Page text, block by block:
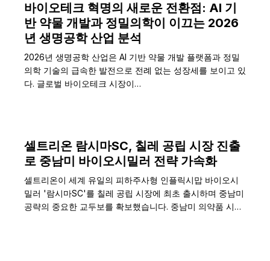
바이오테크 혁명의 새로운 전환점: AI 기
반 약물 개발과 정밀의학이 이끄는 2026
년 생명공학 산업 분석
2026년 생명공학 산업은 AI 기반 약물 개발 플랫폼과 정밀
의학 기술의 급속한 발전으로 전례 없는 성장세를 보이고 있
다. 글로벌 바이오테크 시장이…
셀트리온 람시마SC, 칠레 공립 시장 진출
로 중남미 바이오시밀러 전략 가속화
셀트리온이 세계 유일의 피하주사형 인플릭시맙 바이오시
밀러 '람시마SC'를 칠레 공립 시장에 최초 출시하며 중남미
공략의 중요한 교두보를 확보했습니다. 중남미 의약품 시장